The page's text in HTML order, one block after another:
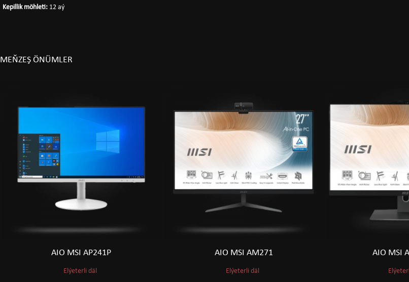
Kepillik möhleti: 12 aý
MEŇZEŞ ÖNÜMLER
AIO MSI AP241P
Elýeterli däl
AIO MSI AM271
Elýeterli däl
AIO MSI